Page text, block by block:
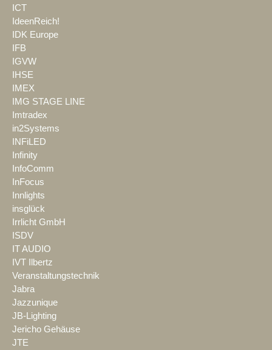
ICT
IdeenReich!
IDK Europe
IFB
IGVW
IHSE
IMEX
IMG STAGE LINE
Imtradex
in2Systems
INFiLED
Infinity
InfoComm
InFocus
Innlights
insglück
Irrlicht GmbH
ISDV
IT AUDIO
IVT Ilbertz
Veranstaltungstechnik
Jabra
Jazzunique
JB-Lighting
Jericho Gehäuse
JTE